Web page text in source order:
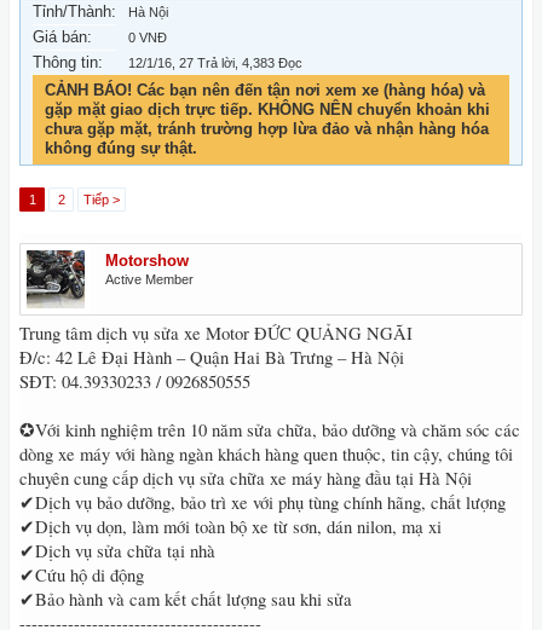
Tỉnh/Thành: Hà Nội
Giá bán: 0 VNĐ
Thông tin: 12/1/16 , 27 Trả lời, 4,383 Đọc
CẢNH BÁO! Các bạn nên đến tận nơi xem xe (hàng hóa) và
gặp mặt giao dịch trực tiếp. KHÔNG NÊN chuyển khoản khi
chưa gặp mặt, tránh trường hợp lừa đảo và nhận hàng hóa
không đúng sự thật.
1 2 Tiếp >
Motorshow
Active Member
Trung tâm dịch vụ sửa xe Motor ĐỨC QUẢNG NGÃI
Đ/c: 42 Lê Đại Hành – Quận Hai Bà Trưng – Hà Nội
SĐT: 04.39330233 / 0926850555
✪Với kinh nghiệm trên 10 năm sửa chữa, bảo dưỡng và chăm sóc các
dòng xe máy với hàng ngàn khách hàng quen thuộc, tin cậy, chúng tôi
chuyên cung cấp dịch vụ sửa chữa xe máy hàng đầu tại Hà Nội
✔Dịch vụ bảo dưỡng, bảo trì xe với phụ tùng chính hãng, chất lượng
✔Dịch vụ dọn, làm mới toàn bộ xe từ sơn, dán nilon, mạ xi
✔Dịch vụ sửa chữa tại nhà
✔Cứu hộ di động
✔Bảo hành và cam kết chất lượng sau khi sửa
----------------------------------------